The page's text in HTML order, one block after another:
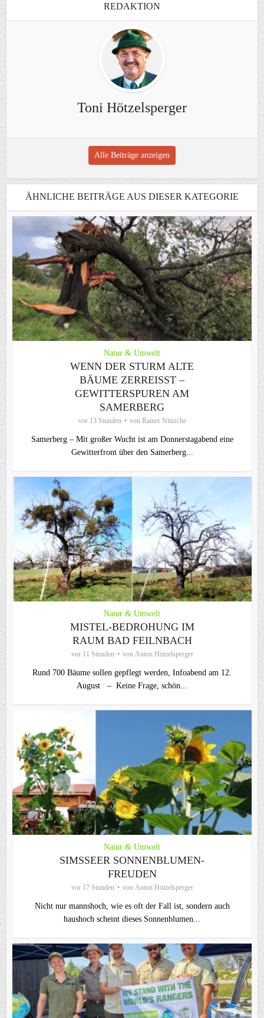
REDAKTION
Toni Hötzelsperger
Alle Beiträge anzeigen
ÄHNLICHE BEITRÄGE AUS DIESER KATEGORIE
Natur & Umwelt
WENN DER STURM ALTE
BÄUME ZERREISST – G
EWITTERSPUREN AM S
AMERBERG
vor 13 Stunden von Rainer Nitzsche
Samerberg – Mit großer Wucht ist am Donnerstagabend eine
Gewitterfront über den Samerberg...
Natur & Umwelt
MISTEL-BEDROHUNG IM
RAUM BAD FEILNBACH
vor 11 Stunden von Anton Hötzelsperger
Rund 700 Bäume sollen gepflegt werden, Infoabend am 12.
August – Keine Frage, schön...
Natur & Umwelt
SIMSSEER SONNENBLUMEN-
FREUDEN
vor 17 Stunden von Anton Hötzelsperger
Nicht nur mannshoch, wie es oft der Fall ist, sondern auch
haushoch scheint dieses Sonnenblumen...